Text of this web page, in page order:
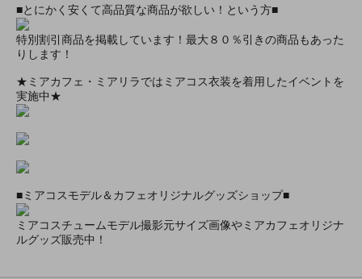
■とにかく安くて高品質な商品が欲しい！という方■
特別割引商品を掲載しています！最大８０％引きの商品もあった
りします！
★ミアカフェ・ミアリラではミアコス衣装を着用したイベントを
実施中★
■ミアコスモデル＆カフェオリジナルグッズショップ■
ミアコスチュームモデル撮影元サイズ画像やミアカフェオリジナ
ルグッズ販売中！